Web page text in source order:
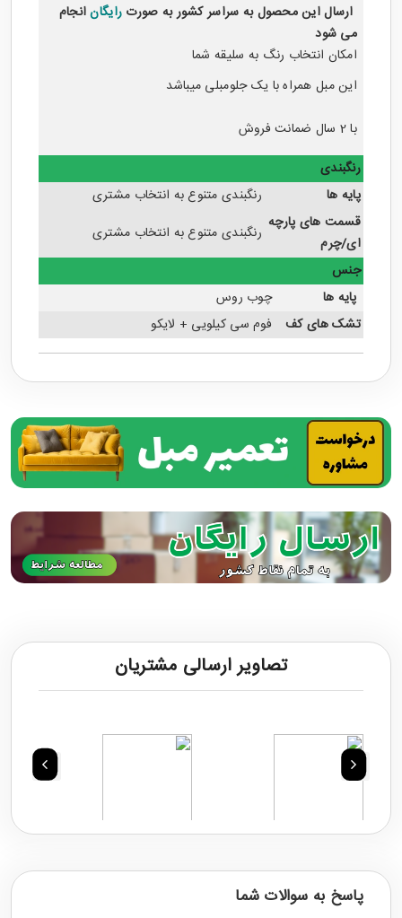
ارسال این محصول به سراسر کشور به صورترایگانانجام
می شود
امکان انتخاب رنگ به سلیقه شما
این مبل همراه با یک جلومبلی میباشد
با 2 سال ضمانت فروش
رنگبندی
پایه ها
رنگبندی متنوع به انتخاب مشتری
قسمت های پارچه
ای/چرم
رنگبندی متنوع به انتخاب مشتری
جنس
پایه ها
چوب روس
تشک های کف
فوم سی کیلویی + لایکو
تصاویر ارسالی مشتریان
پاسخ به سوالات شما